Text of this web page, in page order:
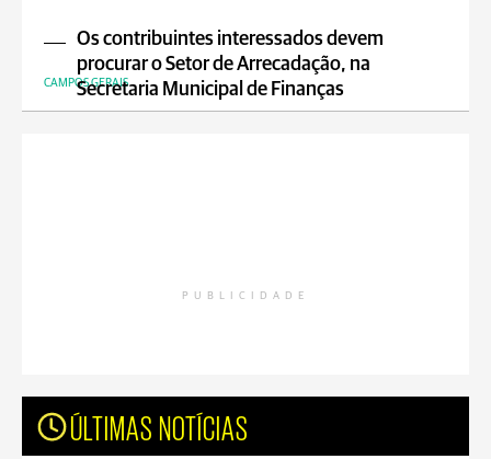
Os contribuintes interessados devem
procurar o Setor de Arrecadação, na
Secretaria Municipal de Finanças
CAMPOS GERAIS
PUBLICIDADE
ÚLTIMAS NOTÍCIAS